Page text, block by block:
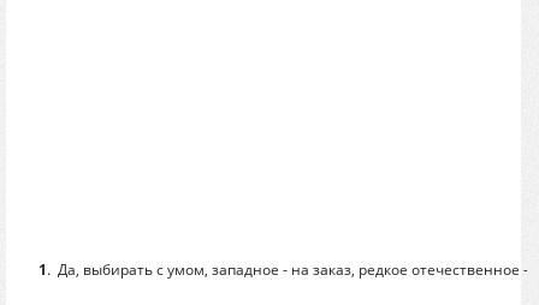
1. Да, выбирать с умом, западное - на заказ, редкое отечественное -